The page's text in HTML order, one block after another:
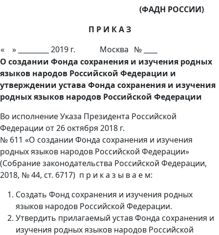
(ФАДН РОССИИ)
П Р И К А З
« » _________ 2019 г.
Москва № ____
О создании Фонда сохранения и изучения родных
языков народов Российской Федерации и
утверждении устава Фонда сохранения и изучения
родных языков народов Российской Федерации
Во исполнение Указа Президента Российской
Федерации от 26 октября 2018 г.
№ 611 «О создании Фонда сохранения и изучения
родных языков народов Российской Федерации»
(Собрание законодательства Российской Федерации,
2018, № 44, ст. 6717) п р и к а з ы в а е м:
Создать Фонд сохранения и изучения родных
языков народов Российской Федерации.
Утвердить прилагаемый устав Фонда сохранения и
изучения родных языков народов Российской